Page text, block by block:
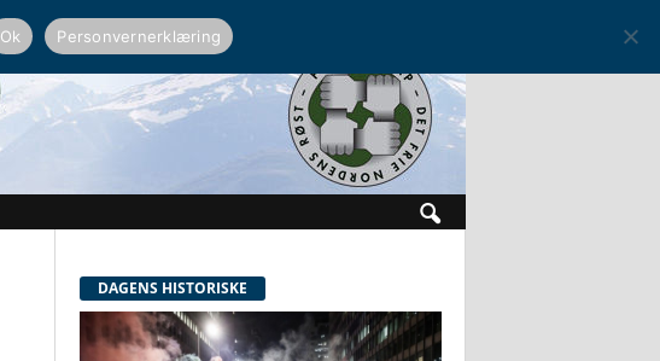
DAGENS HISTORISKE
Ok Personvernerklæring